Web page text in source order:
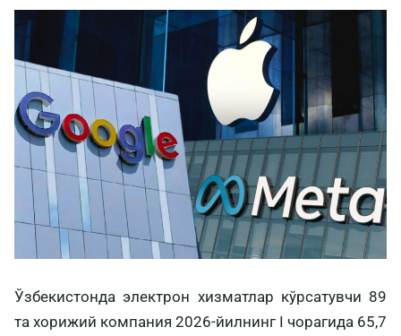
Ўзбекистонда электрон хизматлар кўрсатувчи 89
та хорижий компания 2026-йилнинг I чорагида 65,7